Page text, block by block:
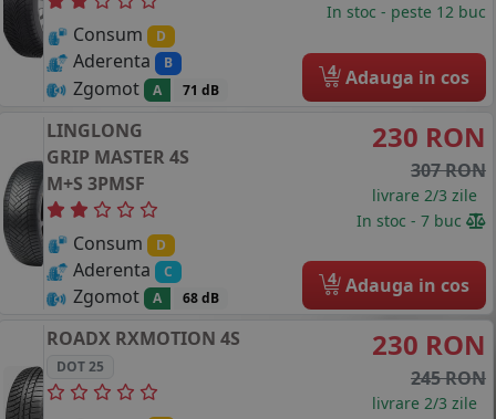
Consum D
Aderenta B
Zgomot A 71 dB
In stoc - peste 12 buc
4 Adauga in cos
LINGLONG
GRIP MASTER 4S
M+S 3PMSF
Consum D
Aderenta C
Zgomot A 68 dB
230 RON
307 RON
livrare 2/3 zile
In stoc - 7 buc
4 Adauga in cos
ROADX RXMOTION 4S
DOT 25
230 RON
245 RON
livrare 2/3 zile